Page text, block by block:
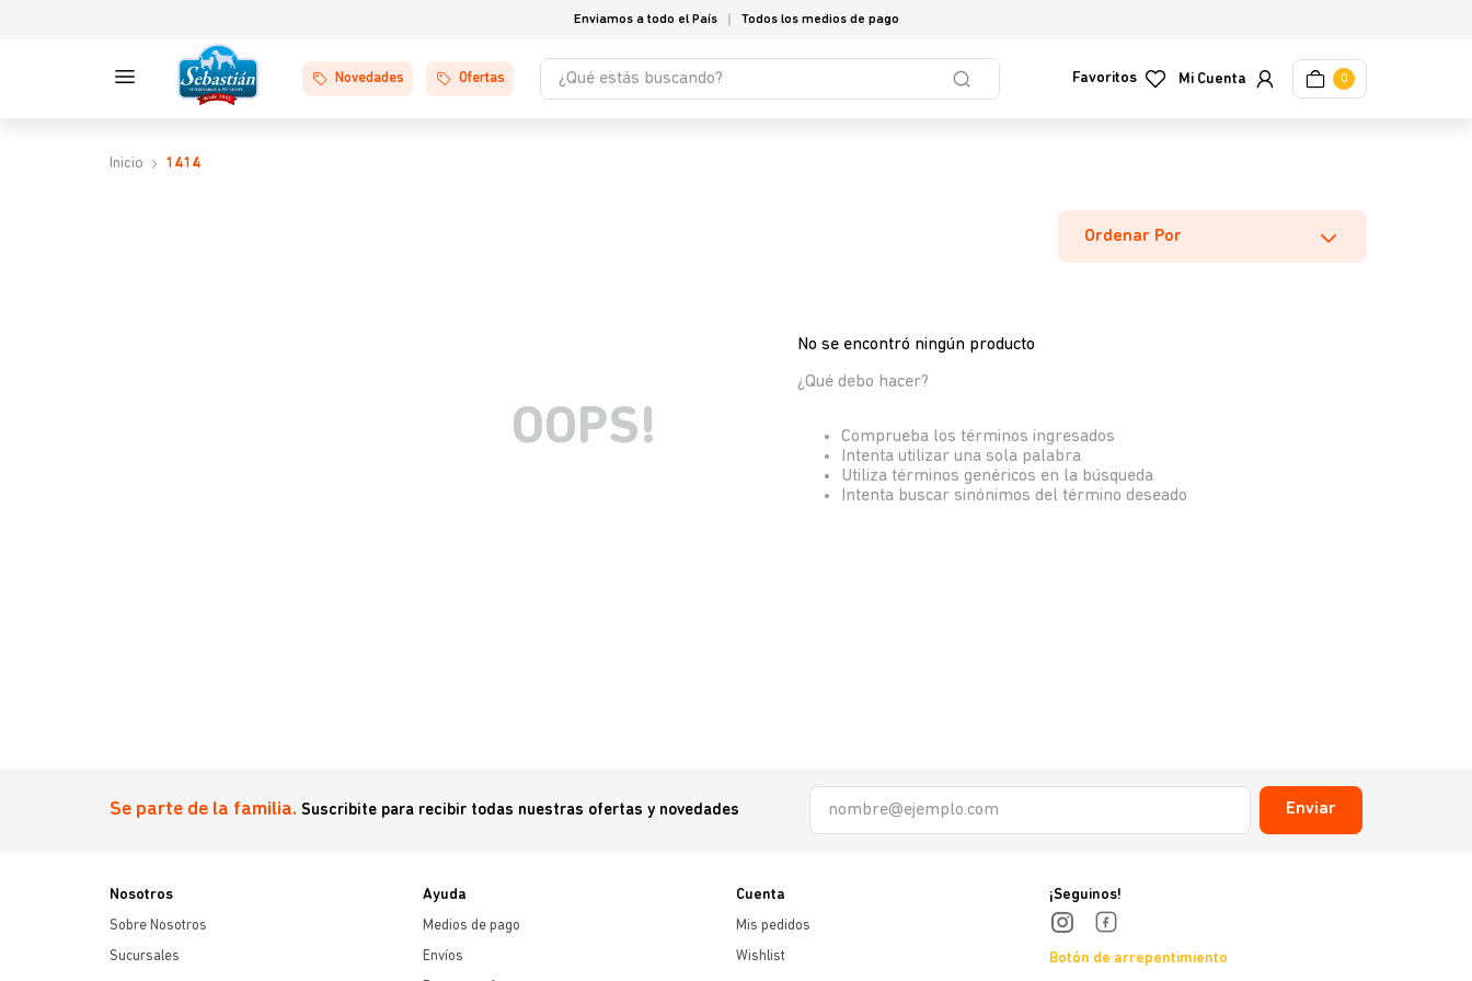
Enviamos a todo el País Todos los medios de pago
Novedades Ofertas
¿Qué estás buscando?
Favoritos 0
1414
Ordenar Por
OOPS!
No se encontró ningún producto
¿Qué debo hacer?
Comprueba los términos ingresados
Intenta utilizar una sola palabra
Utiliza términos genéricos en la búsqueda
Intenta buscar sinónimos del término deseado
Se parte de la familia. Suscribite para recibir todas nuestras ofertas y novedades Enviar
Nosotros
Sobre Nosotros
Sucursales
Ayuda
Medios de pago
Envíos
Cuenta
Mis pedidos
Wishlist
¡Seguinos!
Botón de arrepentimiento